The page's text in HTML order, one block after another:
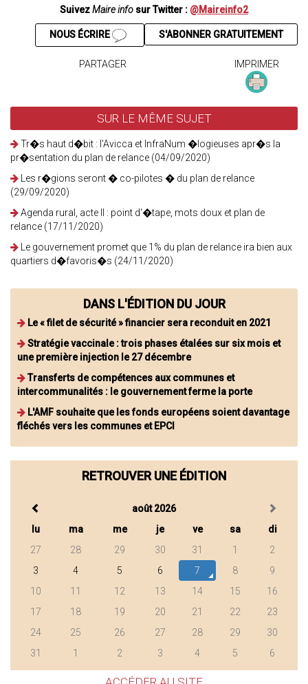
SuivezMaire info sur Twitter : @Maireinfo2
S'ABONNER GRATUITEMENT
NOUS ÉCRIRE
PARTAGER IMPRIMER
SUR LE MÊME SUJET
Tr�s haut d�bit : l'Avicca et InfraNum �logieuses apr�s la
pr�sentation du plan de relance (04/09/2020)
Les r�gions seront � co-pilotes � du plan de relance
(29/09/2020)
Agenda rural, acte II : point d'�tape, mots doux et plan de
relance (17/11/2020)
Le gouvernement promet que 1% du plan de relance ira bien aux
quartiers d�favoris�s (24/11/2020)
DANS L'ÉDITION DU JOUR
Le « filet de sécurité » financier sera reconduit en 2021
Stratégie vaccinale : trois phases étalées sur six mois et
une première injection le 27 décembre
Transferts de compétences aux communes et
intercommunalités : le gouvernement ferme la porte
L'AMF souhaite que les fonds européens soient davantage
fléchés vers les communes et EPCI
RETROUVER UNE ÉDITION
août 2026
lu
ma me je ve sa
di
27
28 29 30 31 1
2
3
4 5 6 7 8
9
10
11 12 13 14 15
16
17
18 19 20 21 22
23
24
25 26 27 28 29
30
31
1 2 3 4 5 6